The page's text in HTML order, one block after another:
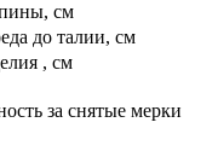
см
до талии, см
, см
за снятые мерки